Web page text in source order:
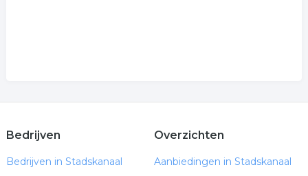
Bedrijven
Bedrijven in Stadskanaal
Overzichten
Aanbiedingen in Stadskanaal